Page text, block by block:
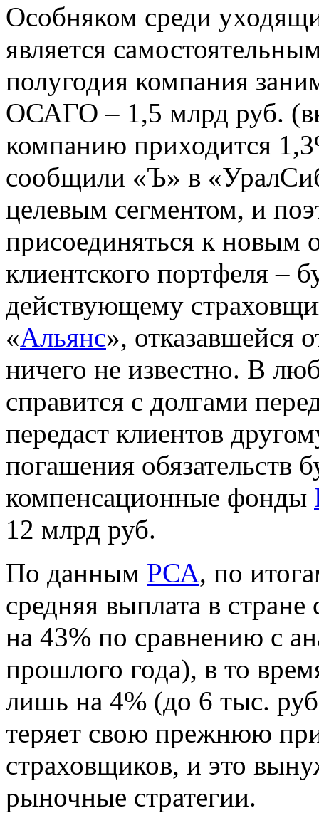
Особняком среди
является
полугодия компания
ОСАГО – 1,5 млрд руб.
компанию приходится
сообщили «Ъ» в
целевым сегментом, и
присоединяться к новым
клиентского портфеля –
действующему
«Альянс», отказавшейся
ничего не известно. В
справится с долгами
передаст клиентов
погашения обязательств
компенсационные фонды
12 млрд руб.
По данным РСА, по
средняя выплата в
на 43% по сравнению с
прошлого года), в то
лишь на 4% (до 6 тыс.
теряет свою прежнюю
страховщиков, и это
рыночные стратегии.